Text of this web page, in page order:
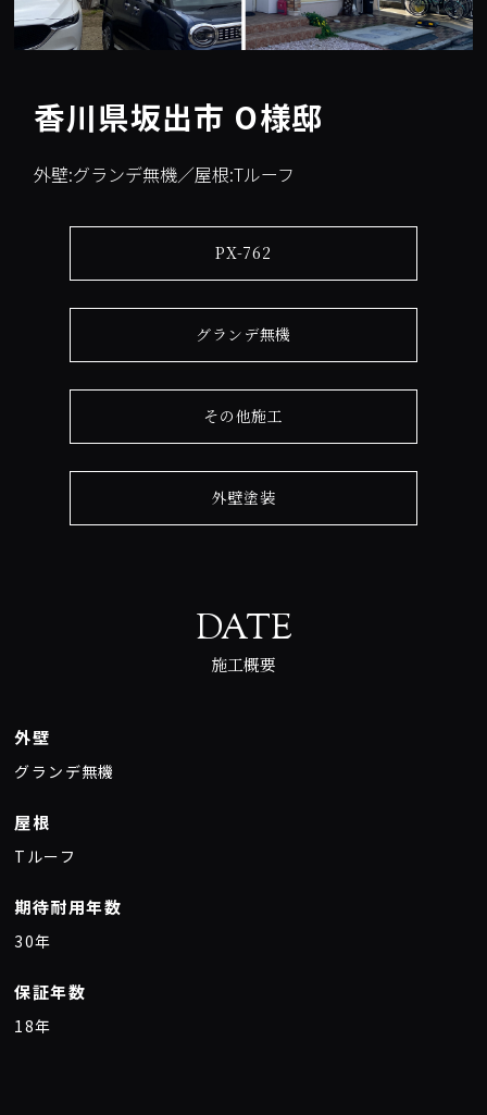
香川県坂出市 O様邸
外壁:グランデ無機／屋根:Tルーフ
PX-762
グランデ無機
その他施工
外壁塗装
DATE
施工概要
外壁
グランデ無機
屋根
Tルーフ
期待耐用年数
30年
保証年数
18年